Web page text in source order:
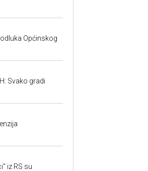
Općinskog
Svako gradi
iz RS su